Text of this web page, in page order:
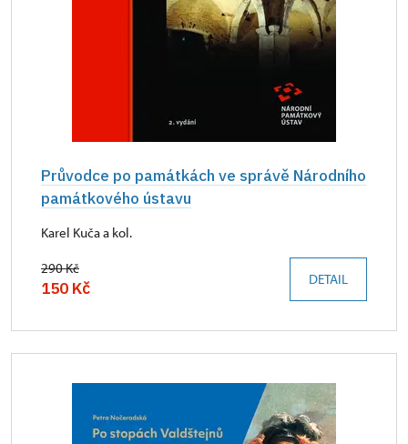
Průvodce po památkách ve správě Národního
památkového ústavu
Karel Kuča a kol.
290 Kč
150 Kč DETAIL